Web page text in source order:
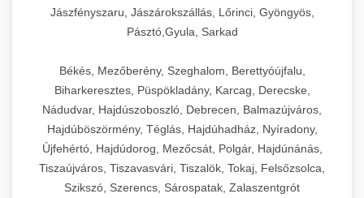
Jászfényszaru, Jászárokszállás, Lőrinci, Gyöngyös,
Pásztó,Gyula, Sarkad
Békés, Mezőberény, Szeghalom, Berettyóújfalu,
Biharkeresztes, Püspökladány, Karcag, Derecske,
Nádudvar, Hajdúszoboszló, Debrecen, Balmazújváros,
Hajdúböszörmény, Téglás, Hajdúhadház, Nyíradony,
Újfehértó, Hajdúdorog, Mezőcsát, Polgár, Hajdúnánás,
Tiszaújváros, Tiszavasvári, Tiszalök, Tokaj, Felsőzsolca,
Szikszó, Szerencs, Sárospatak, Zalaszentgrót